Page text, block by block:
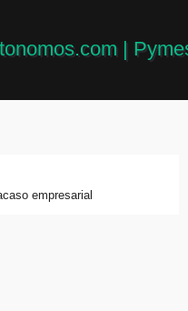
empresarial